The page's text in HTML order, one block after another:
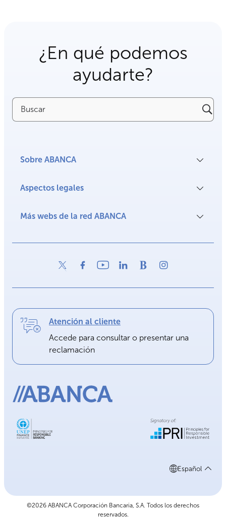
¿En qué podemos
ayudarte?
Buscar
Sobre ABANCA
Aspectos legales
Más webs de la red ABANCA
Atención al cliente
Accede para consultar o presentar una
reclamación
Español
©2026 ABANCA Corporación Bancaria, S.A. Todos los derechos
reservados.